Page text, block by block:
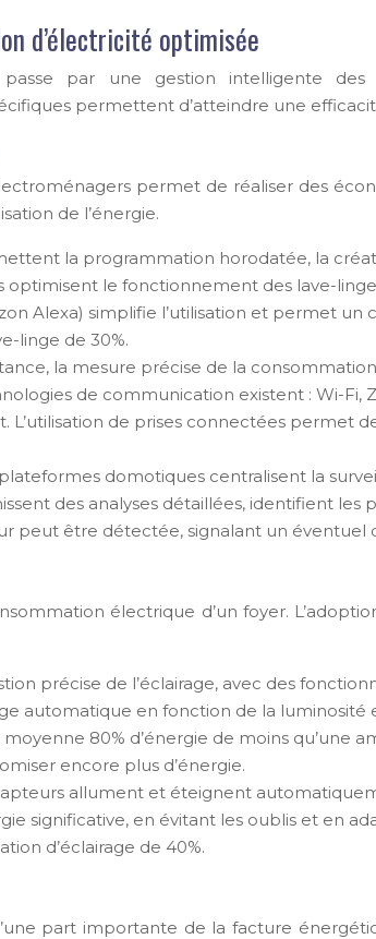
d’électricité optimisée
par une gestion intelligente
permettent d’atteindre une
permet de réaliser des
de l’énergie.
la programmation horodatée, la
le fonctionnement des lave-
Alexa) simplifie l’utilisation et permet
linge de 30%.
la mesure précise de la
de communication existent : Wi-
de prises connectées permet
domotiques centralisent la
des analyses détaillées, identifient
peut être détectée, signalant un éventuel
électrique d’un foyer.
précise de l’éclairage, avec des
automatique en fonction de la
80% d’énergie de moins
encore plus d’énergie.
allument et éteignent
significative, en évitant les oublis et en
d’éclairage de 40%.
part importante de la facture